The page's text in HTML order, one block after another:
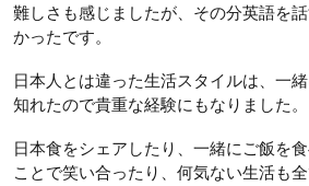
難しさも感じましたが、その分英語を
かったです。
日本人とは違った生活スタイルは、一
知れたので貴重な経験にもなりました。
日本食をシェアしたり、一緒にご飯を
ことで笑い合ったり、何気ない生活も